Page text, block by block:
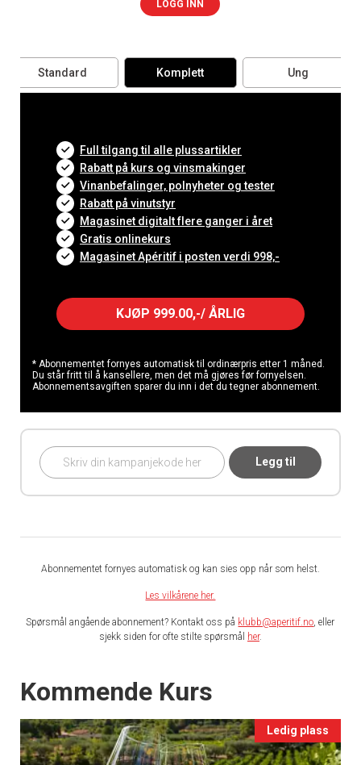
LOGG INN
Standard Komplett Ung
Full tilgang til alle plussartikler
Rabatt på kurs og vinsmakinger
Vinanbefalinger, polnyheter og tester
Rabatt på vinutstyr
Magasinet digitalt flere ganger i året
Gratis onlinekurs
Magasinet Apéritif i posten verdi 998,-
KJØP 999.00,-/ ÅRLIG
* Abonnementet fornyes automatisk til ordinærpris etter 1 måned.
Du står fritt til å kansellere, men det må gjøres før fornyelsen.
Abonnementsavgiften sparer du inn i det du tegner abonnement.
Legg til
Abonnementet fornyes automatisk og kan sies opp når som helst.
Les vilkårene her.
Spørsmål angående abonnement? Kontakt oss på klubb@aperitif.no, eller
sjekk siden for ofte stilte spørsmål her.
Events
Kommende Kurs
Ledig plass